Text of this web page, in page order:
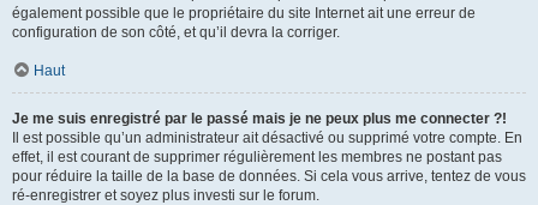
également possible que le propriétaire du site Internet ait une erreur de
configuration de son côté, et qu’il devra la corriger.
Haut
Je me suis enregistré par le passé mais je ne peux plus me connecter ?!
Il est possible qu’un administrateur ait désactivé ou supprimé votre compte. En
effet, il est courant de supprimer régulièrement les membres ne postant pas
pour réduire la taille de la base de données. Si cela vous arrive, tentez de vous
ré-enregistrer et soyez plus investi sur le forum.